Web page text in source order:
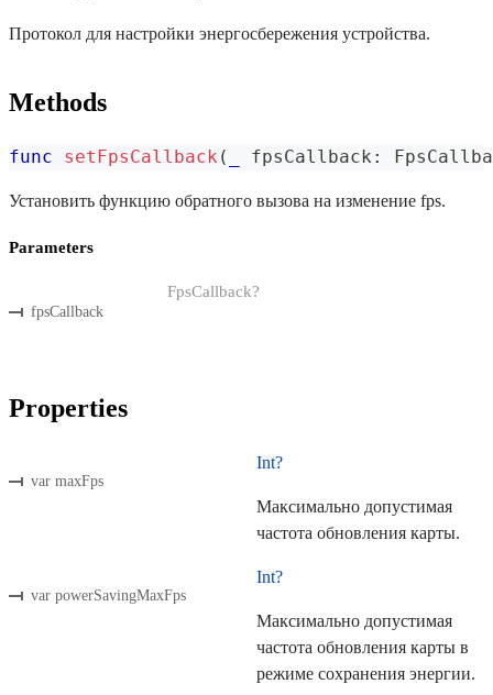
Протокол для настройки энергосбережения устройства.
Methods
func setFpsCallback ( fpsCallback :
Установить функцию обратного вызова на изменение fps.
Parameters
fpsCallback
FpsCallback?
Properties
var maxFps
Int?
Максимально допустимая
частота обновления карты.
var powerSavingMaxFps
Int?
Максимально допустимая
частота обновления карты в
режиме сохранения энергии.